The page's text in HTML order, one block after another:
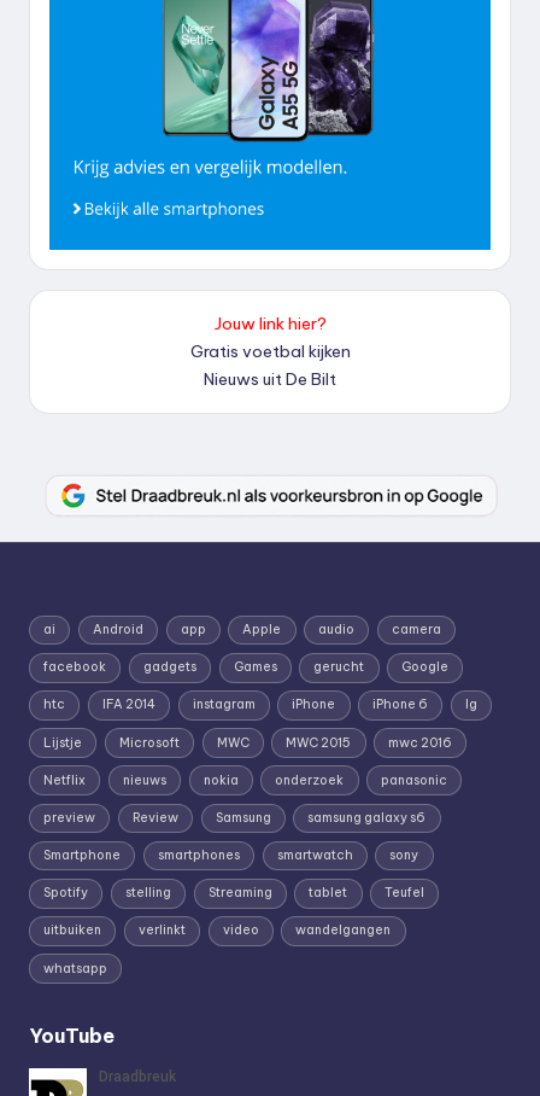
Jouw link hier?
Gratis voetbal kijken
Nieuws uit De Bilt
ai Android app Apple audio camera
facebook gadgets Games gerucht Google
htc IFA 2014 instagram iPhone iPhone 6 lg
Lijstje Microsoft MWC MWC 2015 mwc 2016
Netflix nieuws nokia onderzoek panasonic
preview Review Samsung samsung galaxy s6
Smartphone smartphones smartwatch sony
Spotify stelling Streaming tablet Teufel
uitbuiken verlinkt video wandelgangen
whatsapp
YouTube